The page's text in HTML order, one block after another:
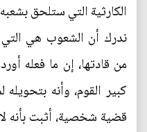
الكارثية التي ستلحق
ندرك أن الشعوب هي
من قادتها، إن ما فعله
كبير القوم، وأنه
قضية شخصية، أثبت بأنه